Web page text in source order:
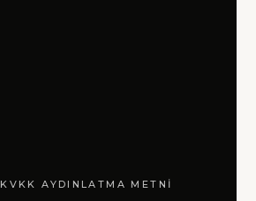
KVKK AYDINLATMA METNI